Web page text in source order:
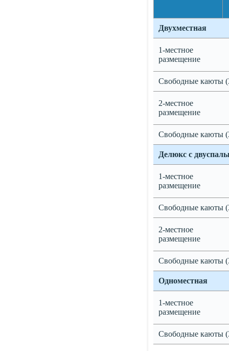
Двухместная
1-местное
размещение
Свободные каюты
2-местное
размещение
Свободные каюты
Делюкс с
1-местное
размещение
Свободные каюты
2-местное
размещение
Свободные каюты
Одноместная
1-местное
размещение
Свободные каюты